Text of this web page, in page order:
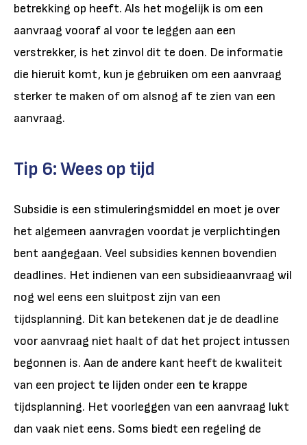
betrekking op heeft. Als het mogelijk is om een
aanvraag vooraf al voor te leggen aan een
verstrekker, is het zinvol dit te doen. De informatie
die hieruit komt, kun je gebruiken om een aanvraag
sterker te maken of om alsnog af te zien van een
aanvraag.
Tip 6: Wees op tijd
Subsidie is een stimuleringsmiddel en moet je over
het algemeen aanvragen voordat je verplichtingen
bent aangegaan. Veel subsidies kennen bovendien
deadlines. Het indienen van een subsidieaanvraag wil
nog wel eens een sluitpost zijn van een
tijdsplanning. Dit kan betekenen dat je de deadline
voor aanvraag niet haalt of dat het project intussen
begonnen is. Aan de andere kant heeft de kwaliteit
van een project te lijden onder een te krappe
tijdsplanning. Het voorleggen van een aanvraag lukt
dan vaak niet eens. Soms biedt een regeling de